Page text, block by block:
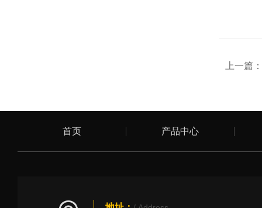
上一篇：
首页 产品中心